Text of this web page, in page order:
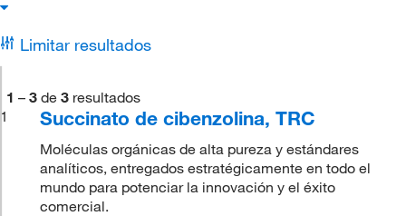
Limitar resultados
1 – 3 de 3 resultados
1
Succinato de cibenzolina, TRC
Moléculas orgánicas de alta pureza y estándares
analíticos, entregados estratégicamente en todo el
mundo para potenciar la innovación y el éxito
comercial.